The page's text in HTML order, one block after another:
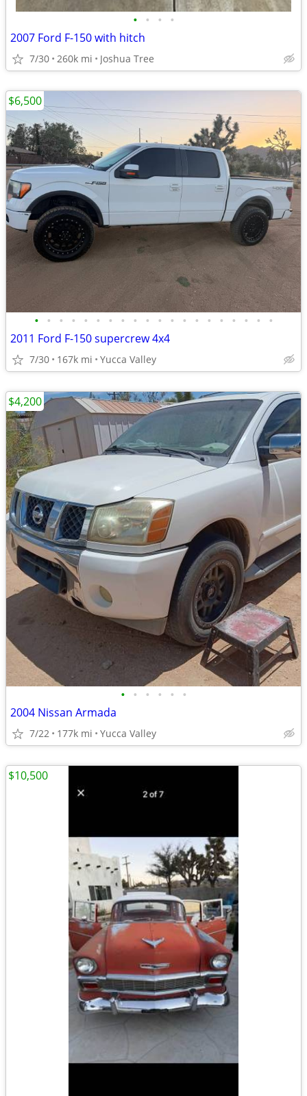
• • • •
2007 Ford F-150 with hitch
7/30 260k mi Joshua Tree
• • • • • • • • • • • • • • • • • • • •
2011 Ford F-150 supercrew 4x4
7/30 167k mi Yucca Valley
$6,500
• • • • • •
2004 Nissan Armada
7/22 177k mi Yucca Valley
$4,200
$10,500